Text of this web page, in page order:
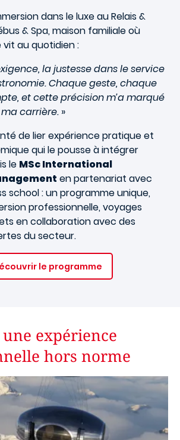
dans le luxe au Relais &
& Spa, maison familiale où
vit au quotidien :
la justesse dans le service
Chaque geste, chaque
et cette précision m’a marqué
carrière. »
de lier expérience pratique et
qui le pousse à intégrer
le MSc International
en partenariat avec
school : un programme unique,
professionnelle, voyages
en collaboration avec des
du secteur.
le programme
expérience
hors norme